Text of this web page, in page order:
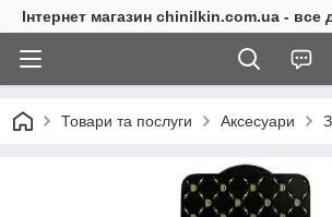
Інтернет магазин chinilkin.com.ua - все
Товари та послуги Аксесуари